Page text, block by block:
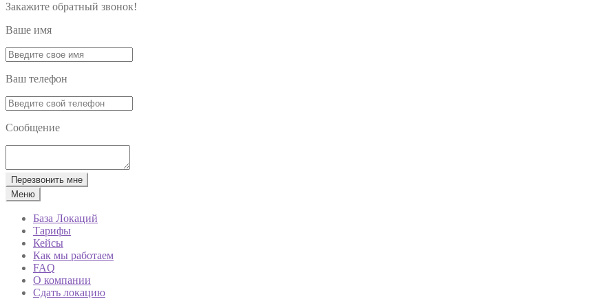
Закажите обратный звонок!
Ваше имя
Ваш телефон
Сообщение
Перезвонить мне
Меню
База Локаций
Тарифы
Кейсы
Как мы работаем
FAQ
О компании
Сдать локацию